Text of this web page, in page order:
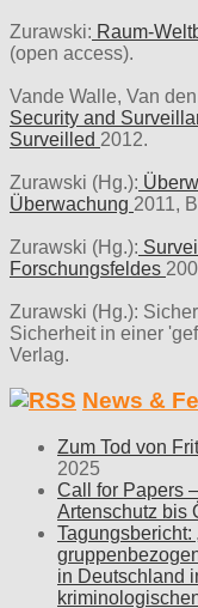
Zurawski: Raum-
(open access).
Vande Walle, Van
Security and
Surveilled 2012.
Zurawski (Hg.):
Überwachung 2011,
Zurawski (Hg.):
Forschungsfeldes
Zurawski (Hg.):
Sicherheit in einer
Verlag.
News &
Zum Tod von
2025
Call for Papers
Artenschutz bis
Tagungsbericht:
in Deutschland